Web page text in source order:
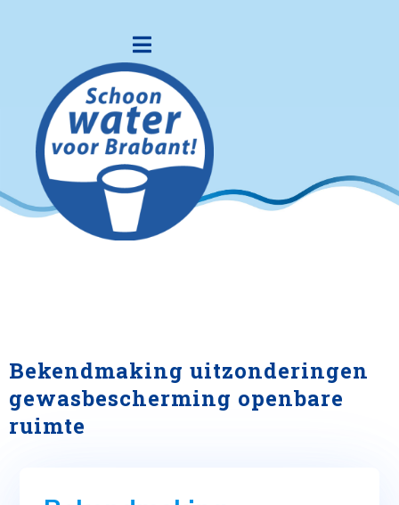
Bekendmaking uitzonderingen
gewasbescherming openbare
ruimte